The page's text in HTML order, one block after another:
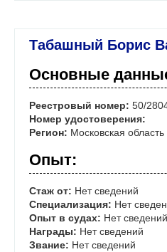
Табашный Борис
Основные
Реестровый номер: 50/
Номер удостоверения:
Регион: Московская область
Опыт:
Стаж от: Нет сведений
Специализация: Нет
Опыт в судах: Нет сведений
Награды: Нет сведений
Звание: Нет сведений